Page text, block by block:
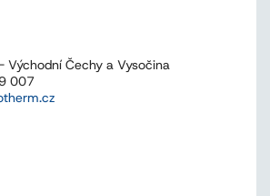
Východní Čechy a Vysočina
007